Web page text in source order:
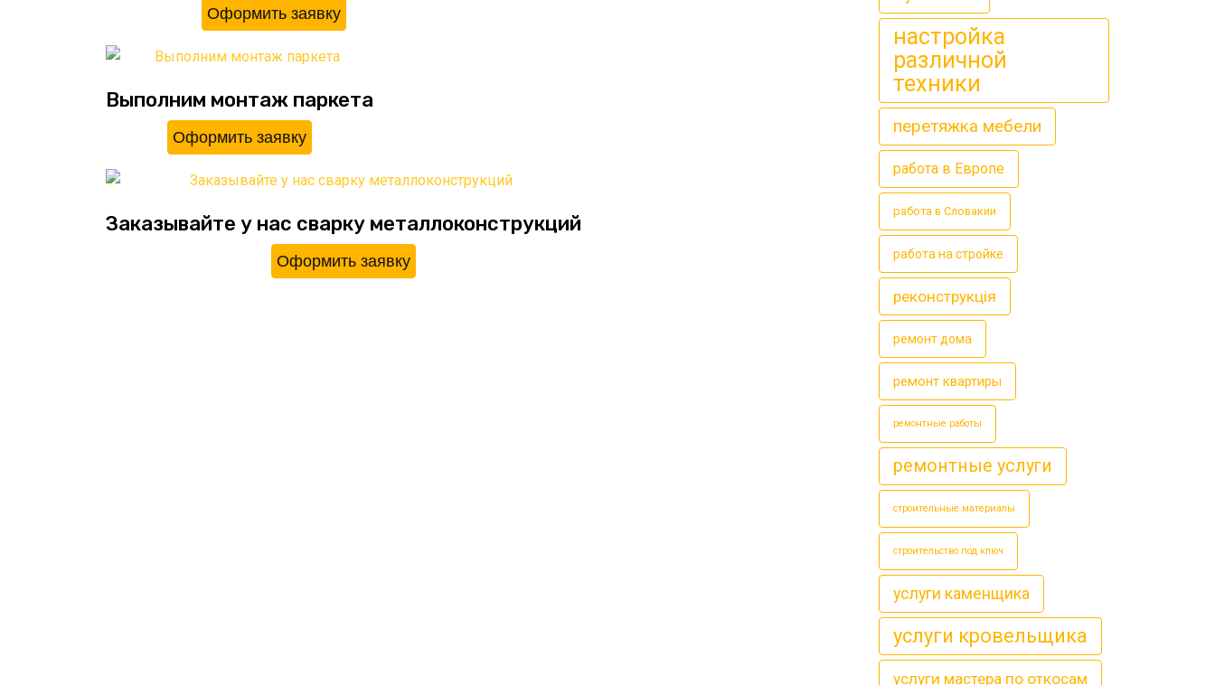
Оформить заявку
Выполним монтаж паркета
Оформить заявку
Заказывайте у нас сварку металлоконструкций
Оформить заявку
настройка
различной
техники
перетяжка мебели
работа в Европе
работа в Словакии
работа на стройке
реконструкція
ремонт дома
ремонт квартиры
ремонтные работы
ремонтные услуги
строительные материалы
строительство под ключ
услуги каменщика
услуги кровельщика
услуги мастера по откосам